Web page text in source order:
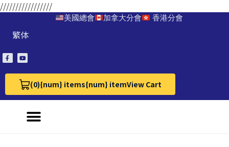
/////////////////
美國總會 加拿大分會 香港分會
繁体
(0)
View Cart 0{num} items{num} itemView Cart